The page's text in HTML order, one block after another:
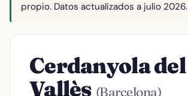
propio. Datos actualizados a julio 2026.
Cerdanyola del
Vallès (Barcelona)